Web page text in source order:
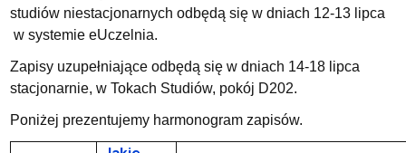
studiów niestacjonarnych odbędą się w dniach 12-13 lipca
w systemie eUczelnia.
Zapisy uzupełniające odbędą się w dniach 14-18 lipca
stacjonarnie, w Tokach Studiów, pokój D202.
Poniżej prezentujemy harmonogram zapisów.